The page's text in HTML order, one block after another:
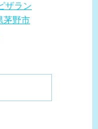
ザラン
茅野市